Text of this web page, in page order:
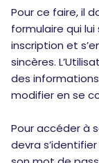
Pour ce faire, il
formulaire qui
inscription et
sincères.
des informations
modifier en se
Pour accéder à
devra